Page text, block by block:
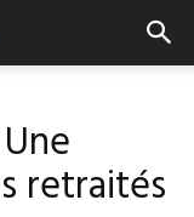
retraités